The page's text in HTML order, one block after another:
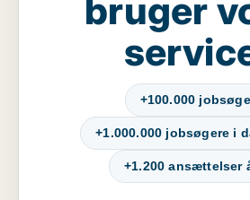
bruger
+100.000
+1.000.000 jobsøgere i
+1.200 ansættelser